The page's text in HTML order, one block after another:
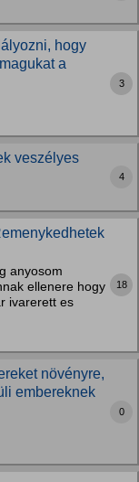
hogy
a
3
veszélyes
4
anyosom
ellenere hogy
ivarerett es
18
növényre,
embereknek
0